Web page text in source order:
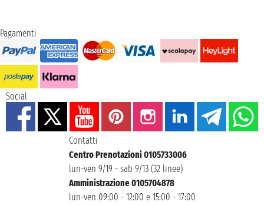
Pagamenti
Social
Contatti
Centro Prenotazioni 0105733006
lun-ven 9/19 - sab 9/13 (32 linee)
Amministrazione 0105704878
lun-ven 09:00 - 12:00 e 15:00 - 17:00